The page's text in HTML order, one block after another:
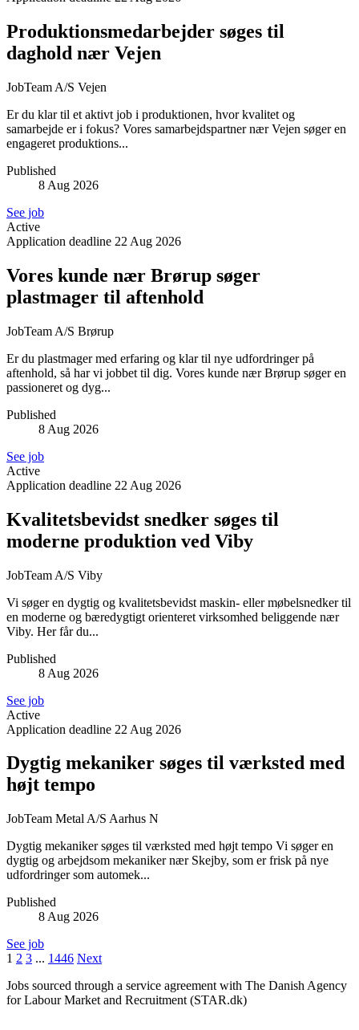
Produktionsmedarbejder søges til
daghold nær Vejen
JobTeam A/S Vejen
Er du klar til et aktivt job i produktionen, hvor kvalitet og
samarbejde er i fokus? Vores samarbejdspartner nær Vejen søger en
engageret produktions...
Published
8 Aug 2026
See job
Active
Application deadline 22 Aug 2026
Vores kunde nær Brørup søger
plastmager til aftenhold
JobTeam A/S Brørup
Er du plastmager med erfaring og klar til nye udfordringer på
aftenhold, så har vi jobbet til dig. Vores kunde nær Brørup søger en
passioneret og dyg...
Published
8 Aug 2026
See job
Active
Application deadline 22 Aug 2026
Kvalitetsbevidst snedker søges til
moderne produktion ved Viby
JobTeam A/S Viby
Vi søger en dygtig og kvalitetsbevidst maskin- eller møbelsnedker til
en moderne og bæredygtigt orienteret virksomhed beliggende nær
Viby. Her får du...
Published
8 Aug 2026
See job
Active
Application deadline 22 Aug 2026
Dygtig mekaniker søges til værksted med
højt tempo
JobTeam Metal A/S Aarhus N
Dygtig mekaniker søges til værksted med højt tempo Vi søger en
dygtig og arbejdsom mekaniker nær Skejby, som er frisk på nye
udfordringer som automek...
Published
8 Aug 2026
See job
1 2 3 ... 1446 Next
Jobs sourced through a service agreement with The Danish Agency
for Labour Market and Recruitment (STAR.dk)